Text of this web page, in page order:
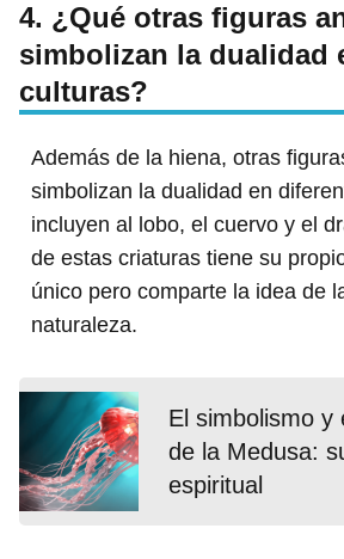
4. ¿Qué otras figuras
simbolizan la dualidad
culturas?
Además de la hiena, otras
simbolizan la dualidad en
incluyen al lobo, el cuervo y el
de estas criaturas tiene su
único pero comparte la idea de
naturaleza.
El simbolismo y
de la Medusa:
espiritual